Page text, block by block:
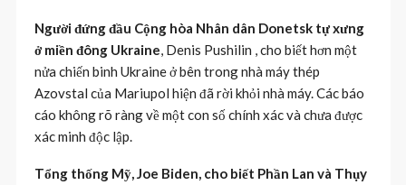
Người đứng đầu Cộng hòa Nhân dân Donetsk tự xưng
ở miền đông Ukraine, Denis Pushilin , cho biết hơn một
nửa chiến binh Ukraine ở bên trong nhà máy thép
Azovstal của Mariupol hiện đã rời khỏi nhà máy. Các báo
cáo không rõ ràng về một con số chính xác và chưa được
xác minh độc lập.
Tổng thống Mỹ, Joe Biden, cho biết Phần Lan và Thụy